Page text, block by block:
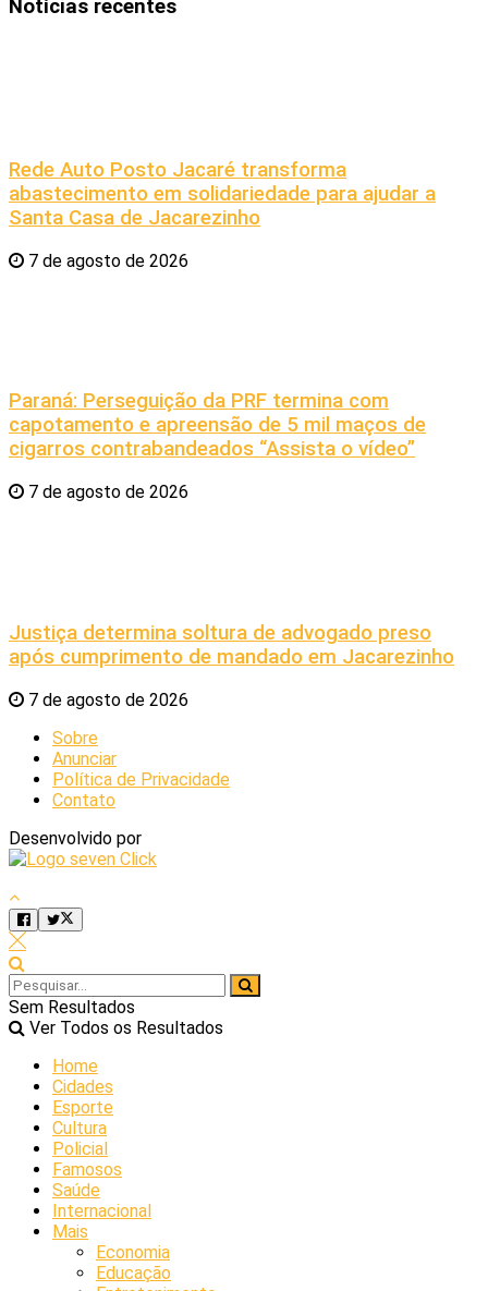
Notícias recentes
Rede Auto Posto Jacaré transforma
abastecimento em solidariedade para ajudar a
Santa Casa de Jacarezinho
7 de agosto de 2026
Paraná: Perseguição da PRF termina com
capotamento e apreensão de 5 mil maços de
cigarros contrabandeados “Assista o vídeo”
7 de agosto de 2026
Justiça determina soltura de advogado preso
após cumprimento de mandado em Jacarezinho
7 de agosto de 2026
Sobre
Anunciar
Política de Privacidade
Contato
Desenvolvido por
Sem Resultados
Ver Todos os Resultados
Home
Cidades
Esporte
Cultura
Policial
Famosos
Saúde
Internacional
Mais
Economia
Educação